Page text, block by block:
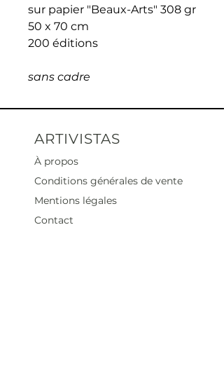
sur papier "Beaux-Arts" 308 gr
50 x 70 cm
200 éditions
sans cadre
ARTIVISTAS
À propos
Conditions générales de vente
Mentions légales
Contact